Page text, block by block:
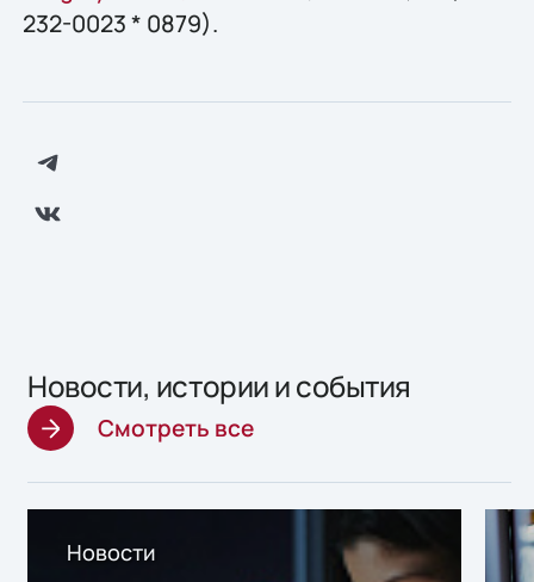
232-0023 * 0879).
Новости, истории и события
Смотреть все
Новости